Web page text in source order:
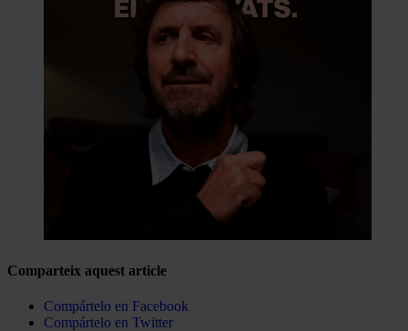
Comparteix aquest article
Compártelo en Facebook
Compártelo en Twitter